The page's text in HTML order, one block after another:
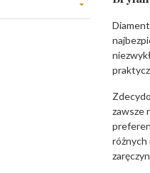
zawsze
różnych